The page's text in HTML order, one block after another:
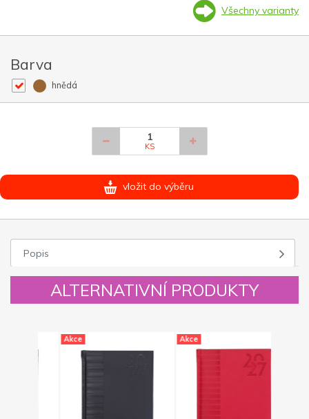
Všechny varianty
Barva
hnědá
KS
vložit do výběru
Popis
ALTERNATIVNÍ PRODUKTY